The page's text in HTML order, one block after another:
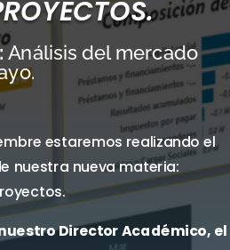
Análisis del mercado
estaremos realizando el
nuestra nueva materia:
Director Académico, el